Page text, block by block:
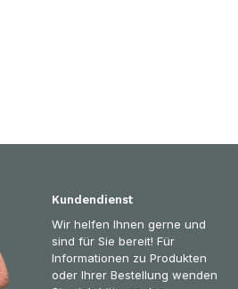
Kundendienst
Wir helfen Ihnen gerne und
sind für Sie bereit! Für
Informationen zu Produkten
oder Ihrer Bestellung wenden